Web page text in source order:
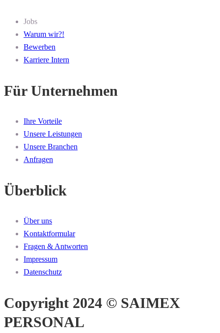
Jobs
Warum wir?!
Bewerben
Karriere Intern
Für Unternehmen
Ihre Vorteile
Unsere Leistungen
Unsere Branchen
Anfragen
Überblick
Über uns
Kontaktformular
Fragen & Antworten
Impressum
Datenschutz
Copyright 2024 © SAIMEX
PERSONAL